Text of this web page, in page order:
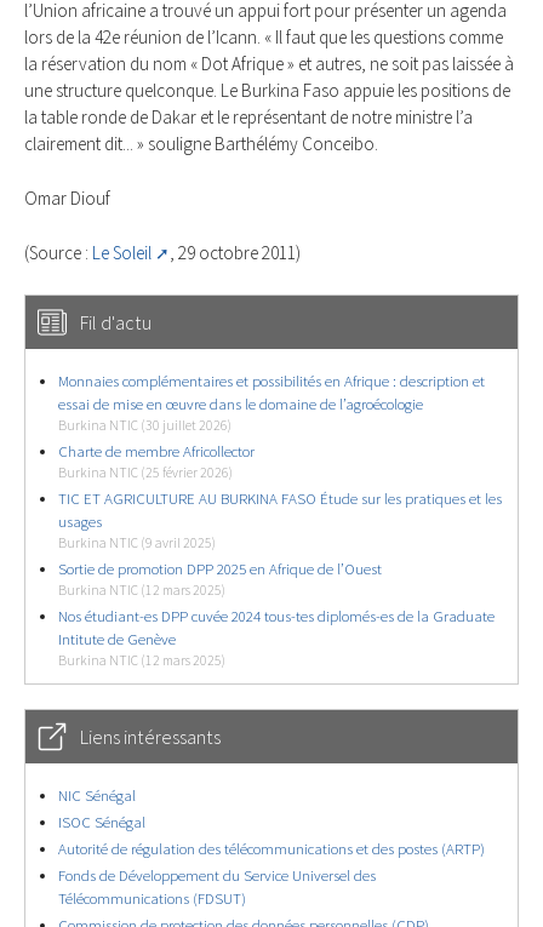
l’Union africaine a trouvé un appui fort pour présenter un agenda
lors de la 42e réunion de l’Icann. « Il faut que les questions comme
la réservation du nom « Dot Afrique » et autres, ne soit pas laissée à
une structure quelconque. Le Burkina Faso appuie les positions de
la table ronde de Dakar et le représentant de notre ministre l’a
clairement dit... » souligne Barthélémy Conceibo.
Omar Diouf
(Source : Le Soleil , 29 octobre 2011)
Fil d'actu
Monnaies complémentaires et possibilités en Afrique : description et
essai de mise en œuvre dans le domaine de l’agroécologie
Burkina NTIC (30 juillet 2026)
Charte de membre Africollector
Burkina NTIC (25 février 2026)
TIC ET AGRICULTURE AU BURKINA FASO Étude sur les pratiques et les
usages
Burkina NTIC (9 avril 2025)
Sortie de promotion DPP 2025 en Afrique de l’Ouest
Burkina NTIC (12 mars 2025)
Nos étudiant-es DPP cuvée 2024 tous-tes diplomés-es de la Graduate
Intitute de Genève
Burkina NTIC (12 mars 2025)
Liens intéressants
NIC Sénégal
ISOC Sénégal
Autorité de régulation des télécommunications et des postes (ARTP)
Fonds de Développement du Service Universel des
Télécommunications (FDSUT)